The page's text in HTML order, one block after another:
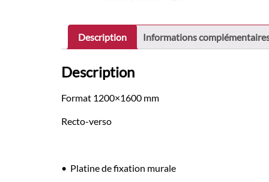
Description Informations
Description
Format 1200×1600 mm
Recto-verso
• Platine de fixation murale